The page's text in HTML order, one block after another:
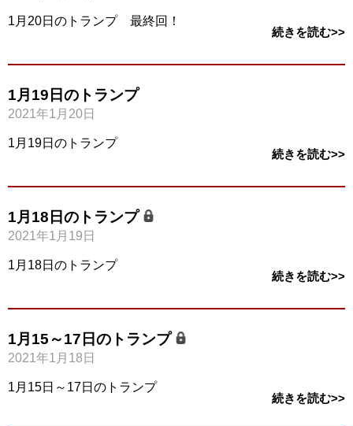
1月20日のトランプ 最終回！
続きを読む>>
1月19日のトランプ
2021年1月20日
1月19日のトランプ
続きを読む>>
1月18日のトランプ
2021年1月19日
1月18日のトランプ
続きを読む>>
1月15～17日のトランプ
2021年1月18日
1月15日～17日のトランプ
続きを読む>>